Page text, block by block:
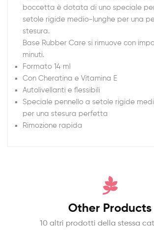
boccetta è dotata di uno speciale
setole rigide medio-lunghe per una
stesura.
Base Rubber Care si rimuove con
minuti.
Formato 14 ml
Con Cheratina e Vitamina E
Autolivellanti e flessibili
Speciale pennello a setole rigide
per una stesura perfetta
Rimozione rapida
Other Products
10 altri prodotti della stessa